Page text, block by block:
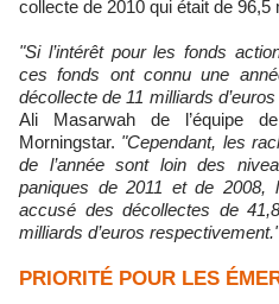
collecte de 2010 qui était de 96,5
"Si l’intérêt pour les fonds
ces fonds ont connu une
décollecte de 11 milliards
Ali Masarwah de l’équipe
Morningstar. "Cependant, les
de l’année sont loin des
paniques de 2011 et de 2008,
accusé des décollectes de
milliards d’euros respectivement."
PRIORITÉ POUR LES